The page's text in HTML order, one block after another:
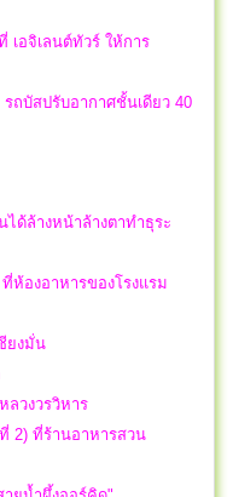
อจิเลนต์ทัวร์ ให้การ
ถบัสปรับอากาศชั้นเดียว 40
ได้ล้างหน้าล้างตาทำธุระ
ห้องอาหารของโรงแรม
ยงมั่น
ลวงวรวิหาร
2) ที่ร้านอาหารสวน